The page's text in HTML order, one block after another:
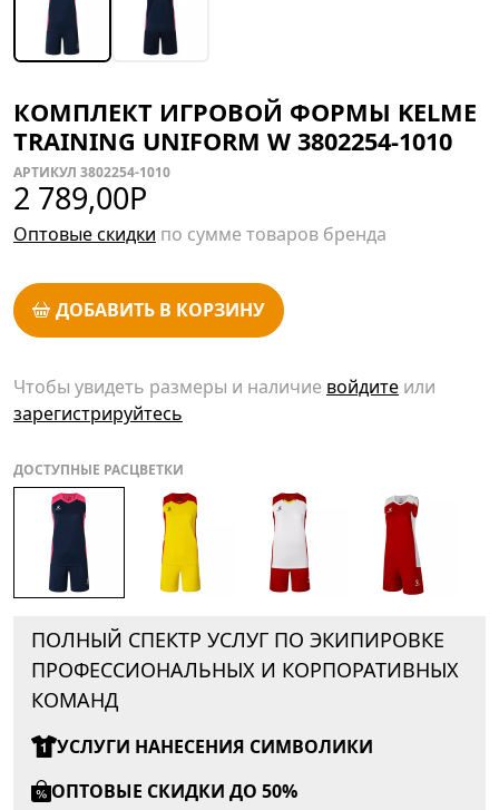
КОМПЛЕКТ ИГРОВОЙ ФОРМЫ KELME
TRAINING UNIFORM W 3802254-1010
АРТИКУЛ 3802254-1010
2 789,00Р
Оптовые скидки по сумме товаров бренда
ДОБАВИТЬ В КОРЗИНУ
Чтобы увидеть размеры и наличие войдите или
зарегистрируйтесь
ДОСТУПНЫЕ РАСЦВЕТКИ
ПОЛНЫЙ СПЕКТР УСЛУГ ПО ЭКИПИРОВКЕ
ПРОФЕССИОНАЛЬНЫХ И КОРПОРАТИВНЫХ
КОМАНД
УСЛУГИ НАНЕСЕНИЯ СИМВОЛИКИ
ОПТОВЫЕ СКИДКИ ДО 50%